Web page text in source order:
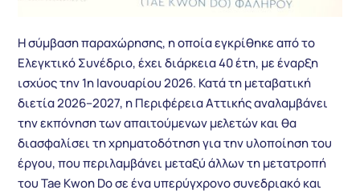
Η σύμβαση παραχώρησης, η οποία εγκρίθηκε από το
Ελεγκτικό Συνέδριο, έχει διάρκεια 40 έτη, με έναρξη
ισχύος την 1η Ιανουαρίου 2026. Κατά τη μεταβατική
διετία 2026–2027, η Περιφέρεια Αττικής αναλαμβάνει
την εκπόνηση των απαιτούμενων μελετών και θα
διασφαλίσει τη χρηματοδότηση για την υλοποίηση του
έργου, που περιλαμβάνει μεταξύ άλλων τη μετατροπή
του Tae Kwon Do σε ένα υπερύγχρονο συνεδριακό και